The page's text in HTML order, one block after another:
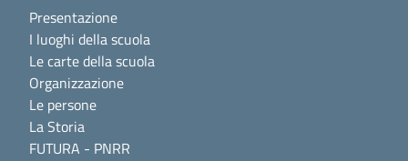
Presentazione
I luoghi della scuola
Le carte della scuola
Organizzazione
Le persone
La Storia
FUTURA - PNRR